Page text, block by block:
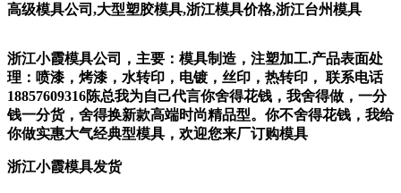
高级模具公司 ,大型塑胶模具,浙江模具价格,浙江台州模具
浙江小霞模具公司，主要：模具制造，注塑加工.产品表面处
理：喷漆，烤漆，水转印，电镀，丝印，热转印， 联系电话
18857609316陈总我为自己代言你舍得花钱，我舍得做，一分
钱一分货，舍得换新款高端时尚精品型。你不舍得花钱，我给
你做实惠大气经典型模具，欢迎您来厂订购模具
浙江小霞模具发货